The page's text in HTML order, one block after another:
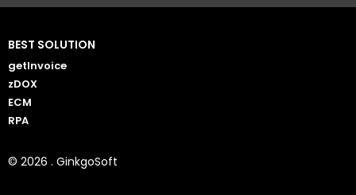
BEST SOLUTION
getInvoice
zDOX
ECM
RPA
© 2026 . GinkgoSoft